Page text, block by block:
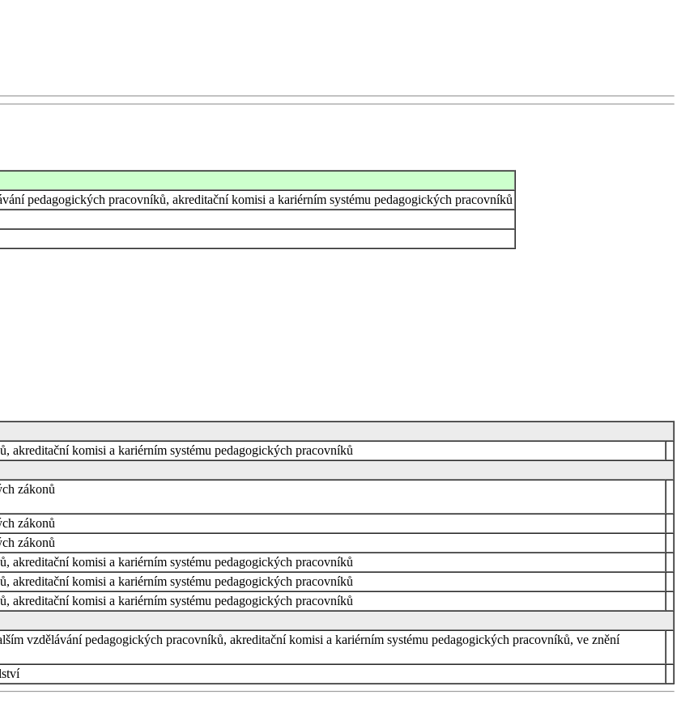
pedagogických pracovníků, akreditační komisi a kariérním systému pedagogických pracovníků
akreditační komisi a kariérním systému pedagogických pracovníků
zákonů
zákonů
zákonů
akreditační komisi a kariérním systému pedagogických pracovníků
akreditační komisi a kariérním systému pedagogických pracovníků
akreditační komisi a kariérním systému pedagogických pracovníků
vzdělávání pedagogických pracovníků, akreditační komisi a kariérním systému pedagogických pracovníků, ve znění